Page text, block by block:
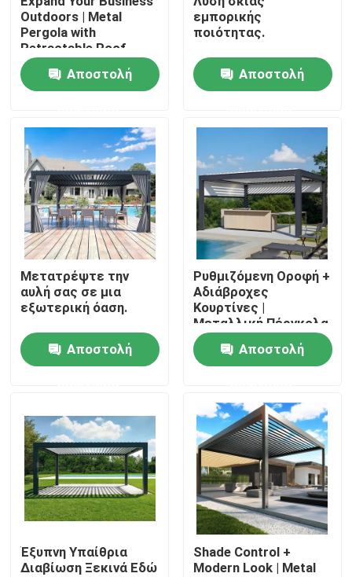
Προϊόντα
Περίπου εμείς
Γύρος εργοστασίων
Ποιοτικός έλεγχος
Μας ελάτε σε επαφή με
Ειδήσεις
Ζητήστε ένα απόσπασμα
Πέργκολα Patio αργιλίου
Πέργκολα Louvered αργιλίου
Outdoors | Metal
Pergola with
Retractable Roof
Αποστολή
εμπορικής
ποιότητας.
Αποστολή
Μετατρέψτε την
αυλή σας σε μια
εξωτερική όαση.
Αποστολή
Ρυθμιζόμενη Οροφή +
Αδιάβροχες
Κουρτίνες |
Μεταλλική Πέργκολα
με Αναδιπλούμενη
Οροφή Αποστολή
Έξυπνη Υπαίθρια
Διαβίωση Ξεκινά Εδώ
Shade Control +
Modern Look | Metal